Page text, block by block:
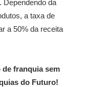
Dependendo da
a taxa de
a 50% da receita
franquia sem
do Futuro!